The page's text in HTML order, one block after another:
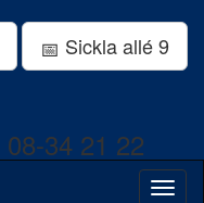
Sickla allé 9
08-34 21 22